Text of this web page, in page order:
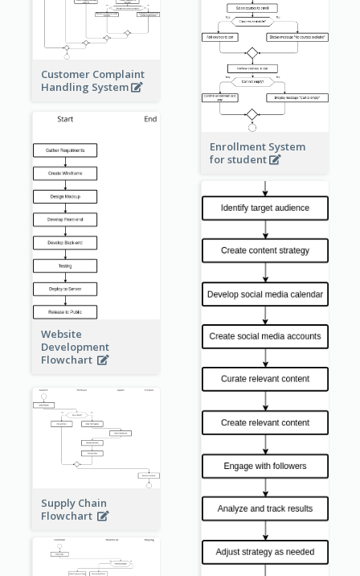
Enrollment System
for student
Customer Complaint
Handling System
Website
Development
Flowchart
Supply Chain
Flowchart